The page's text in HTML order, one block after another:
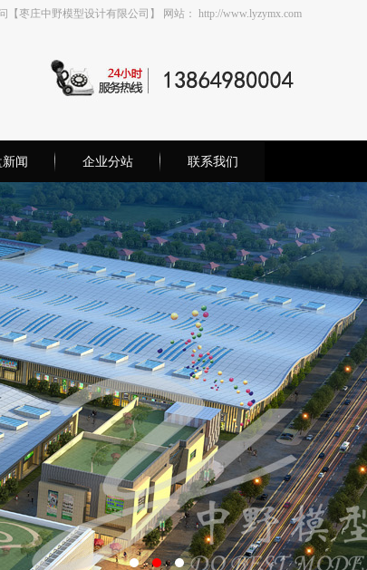
【枣庄中野模型设计有限公司】 网站： http://www.lyzymx.com
闻 企业分站 联系我们